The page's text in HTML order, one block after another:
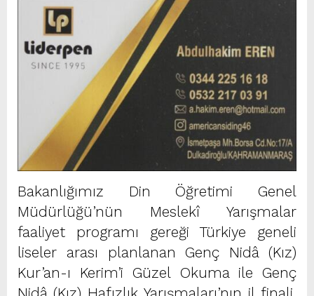
Bakanlığımız Din Öğretimi Genel
Müdürlüğü’nün Meslekî Yarışmalar
faaliyet programı gereği Türkiye geneli
liseler arası planlanan Genç Nidâ (Kız)
Kur’an-ı Kerim’i Güzel Okuma ile Genç